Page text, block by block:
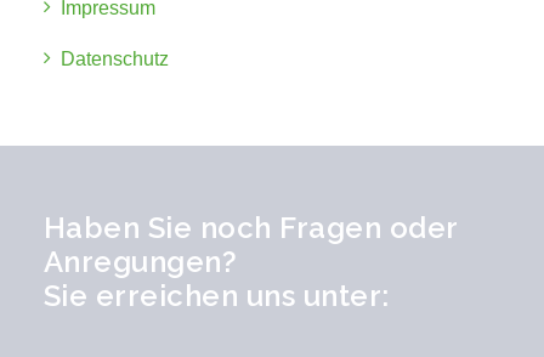
Impressum
Datenschutz
Haben Sie noch Fragen oder
Anregungen?
Sie erreichen uns unter: